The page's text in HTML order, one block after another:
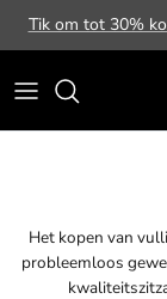
Ga naar inhoud
Tik om tot 30%
Het kopen van
probleemloos